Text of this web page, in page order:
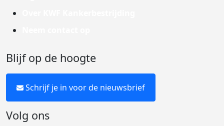
Blijf op de hoogte
Schrijf je in voor de nieuwsbrief
Volg ons